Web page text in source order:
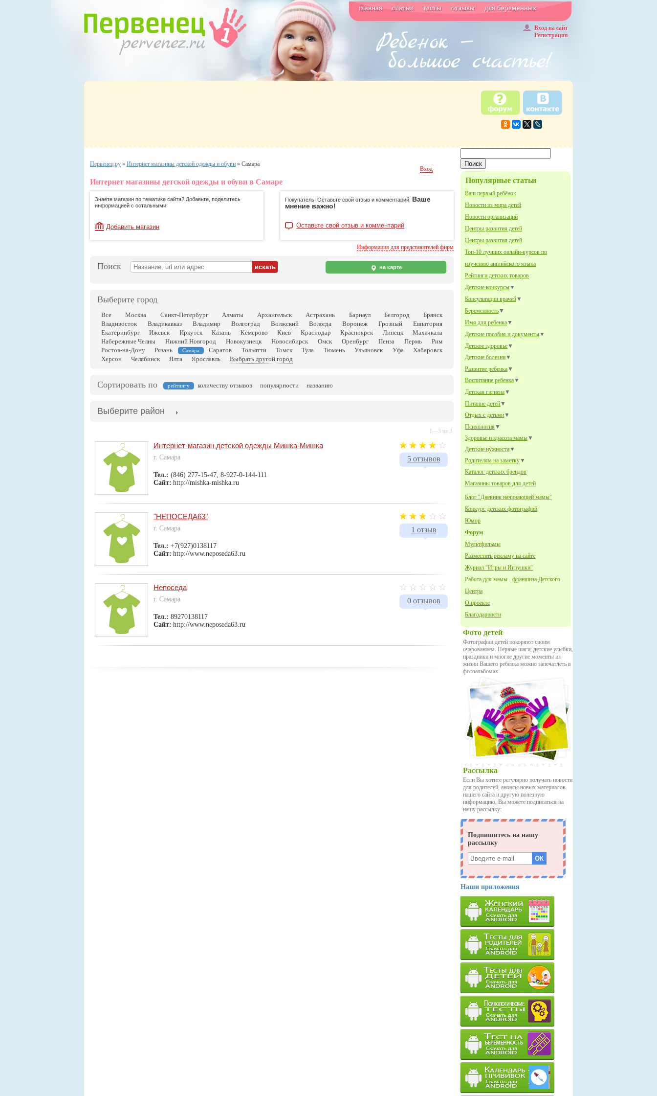
главная статьи тесты отзывы для беременных
Вход на сайт
Регистрация
Популярные статьи
Ваш первый ребёнок
Новости из мира детей
Новости организаций
Центры развития детей
Центры развития детей
Топ-10 лучших онлайн-курсов по
изучению английского языка
Рейтинги детских товаров
Детские конкурсы▼
Консультации врачей▼
Беременность▼
Имя для ребенка▼
Детские пособия и документы▼
Детское здоровье▼
Детские болезни▼
Развитие ребенка▼
Воспитание ребенка▼
Детская гигиена▼
Питание детей▼
Отдых с детьми▼
Психология ▼
Здоровье и красота мамы▼
Детские нужности▼
Родителям на заметку▼
Каталог детских брендов
Магазины товаров для детей
Блог "Дневник начинающей мамы"
Конкурс детских фотографий
Юмор
Форум
Мультфильмы
Разместить рекламу на сайте
Журнал "Игры и Игрушки"
Работа для мамы - франшиза Детского
Центра
О проекте
Благодарности
Фото детей
Фотографии детей покоряют своим
очарованием. Первые шаги, детские улыбки,
праздники и многие другие моменты из
жизни Вашего ребенка можно запечатлеть в
фотоальбомах.
Рассылка
Если Вы хотите регулярно получать новости
для родителей, анонсы новых материалов
нашего сайта и другую полезную
информацию, Вы можете подписаться на
нашу рассылку:
Наши приложения
Первенец.ру » Интернет магазины детской одежды и обуви » Самара
Вход
Интернет магазины детской одежды и обуви в Самаре
Знаете магазин по тематике сайта? Добавьте, поделитесь
информацией с остальными!
Добавить магазин
Покупатель! Оставьте свой отзыв и комментарий. Ваше
мнение важно!
Оставьте свой отзыв и комментарий
Информация для представителей фирм
Поиск на карте
Выберите город
Все Москва Санкт-Петербург Алматы Архангельск Астрахань Барнаул Белгород
Брянск
Владивосток
Владикавказ Владимир Волгоград Волжский Вологда Воронеж Грозный
Евпатория
Екатеринбург
Ижевск Иркутск Казань Кемерово Киев Краснодар Красноярск Липецк
Махачкала
Набережные Челны
Нижний Новгород Новокузнецк Новосибирск Омск Оренбург Пенза Пермь
Рим
Ростов-на-Дону
Рязань Самара Саратов Тольятти Томск Тула Тюмень Ульяновск Уфа
Хабаровск
Херсон
Челябинск Ялта Ярославль Выбрать другой город
Сортировать по рейтингу количеству отзывов популярности названию
Выберите район
1—3 из 3.
5 отзывов
Интернет-магазин детской одежды Мишка-Мишка
г. Самара
Тел.: (846) 277-15-47, 8-927-0-144-111
Сайт: http://mishka-mishka.ru
1 отзыв
"НЕПОСЕДА63"
г. Самара
Тел.: +7(927)0138117
Сайт: http://www.neposeda63.ru
0 отзывов
Непоседа
г. Самара
Тел.: 89270138117
Сайт: http://www.neposeda63.ru